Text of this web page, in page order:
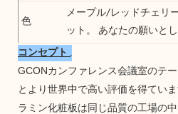
色
メープル/レッドチェリ
ット。 あなたの願いと
コンセプト,
GCONカンファレンス会議室のテ
とより世界中で高い評価を得てい
ラミン化粧板は同じ品質の工場の